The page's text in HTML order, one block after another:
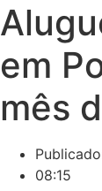
em
mês
08:15